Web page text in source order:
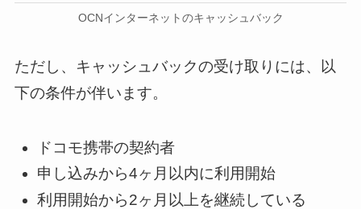
OCNインターネットのキャッシュバック
ただし、キャッシュバックの受け取りには、以
下の条件が伴います。
ドコモ携帯の契約者
申し込みから4ヶ月以内に利用開始
利用開始から2ヶ月以上を継続している